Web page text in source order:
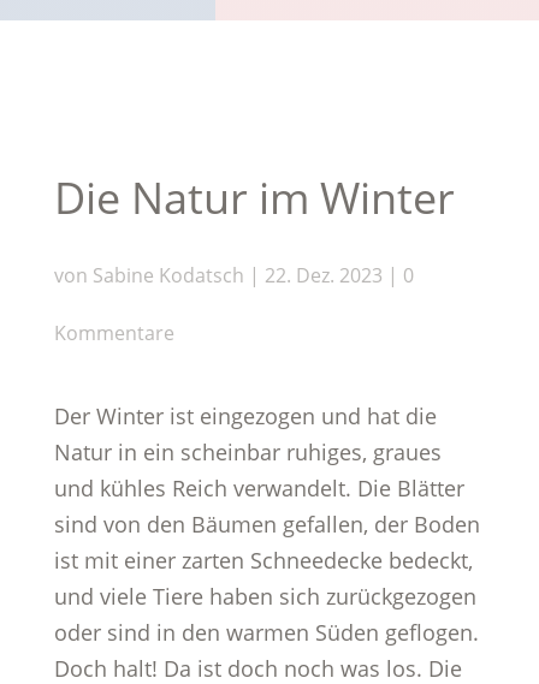
Die Natur im Winter
von Sabine Kodatsch | 22. Dez. 2023 | 0
Kommentare
Der Winter ist eingezogen und hat die
Natur in ein scheinbar ruhiges, graues
und kühles Reich verwandelt. Die Blätter
sind von den Bäumen gefallen, der Boden
ist mit einer zarten Schneedecke bedeckt,
und viele Tiere haben sich zurückgezogen
oder sind in den warmen Süden geflogen.
Doch halt! Da ist doch noch was los. Die